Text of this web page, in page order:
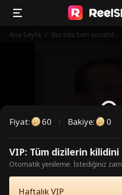
Ana Sayfa / Burada ben sorumluy
Bunlar ücretli
için kilidi
Fiyat: 60 Bakiye: 0
VIP: Tüm dizilerin
Otomatik yenileme. İstediğiniz
Haftalık VIP